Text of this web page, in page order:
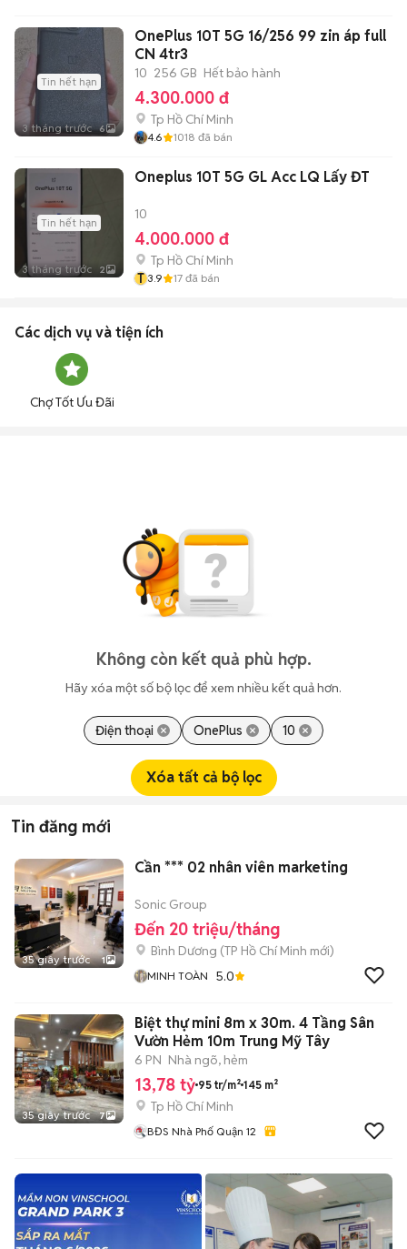
Tin hết hạn
3 tháng trước 6
OnePlus 10T 5G 16/256 99 zin áp full
CN 4tr3
10 256 GB Hết bảo hành
4.300.000 đ
Tp Hồ Chí Minh
4.6 1018 đã bán
Tin hết hạn
3 tháng trước 2
Oneplus 10T 5G GL Acc LQ Lấy ĐT
10
4.000.000 đ
Tp Hồ Chí Minh
T 3.9 17 đã bán
Các dịch vụ và tiện ích
Chợ Tốt Ưu Đãi
Không còn kết quả phù hợp.
Hãy xóa một số bộ lọc để xem nhiều kết quả hơn.
Điện thoại OnePlus 10
Xóa tất cả bộ lọc
Tin đăng mới
35 giây trước 1
Cần *** 02 nhân viên marketing
Sonic Group
Đến 20 triệu/tháng
Bình Dương (TP Hồ Chí Minh mới)
MINH TOÀN 5.0
35 giây trước 7
Biệt thự mini 8m x 30m. 4 Tầng Sân
Vườn Hẻm 10m Trung Mỹ Tây
6 PN Nhà ngõ, hẻm
13,78 tỷ 95 tr/m² 145 m²
Tp Hồ Chí Minh
BĐS Nhà Phố Quận 12